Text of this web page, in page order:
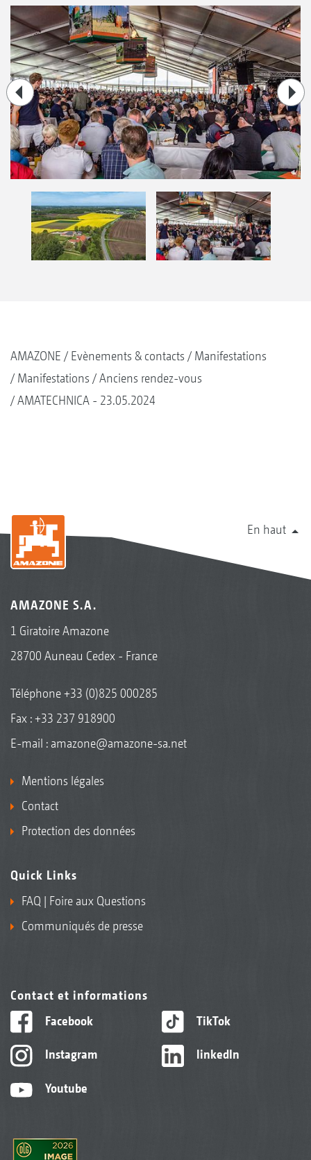
AMAZONE Evènements & contacts
Manifestations
Manifestations
Anciens rendez-vous
AMATECHNICA - 23.05.2024
En haut
AMAZONE S.A.
1 Giratoire Amazone
28700 Auneau Cedex - France
Téléphone+33 (0)825 000285
Fax : +33 237 918900
E-mail : amazone@amazone-sa.net
Mentions légales
Contact
Protection des données
Quick Links
FAQ | Foire aux Questions
Communiqués de presse
Contact et informations
Facebook
Instagram
Youtube
TikTok
linkedIn